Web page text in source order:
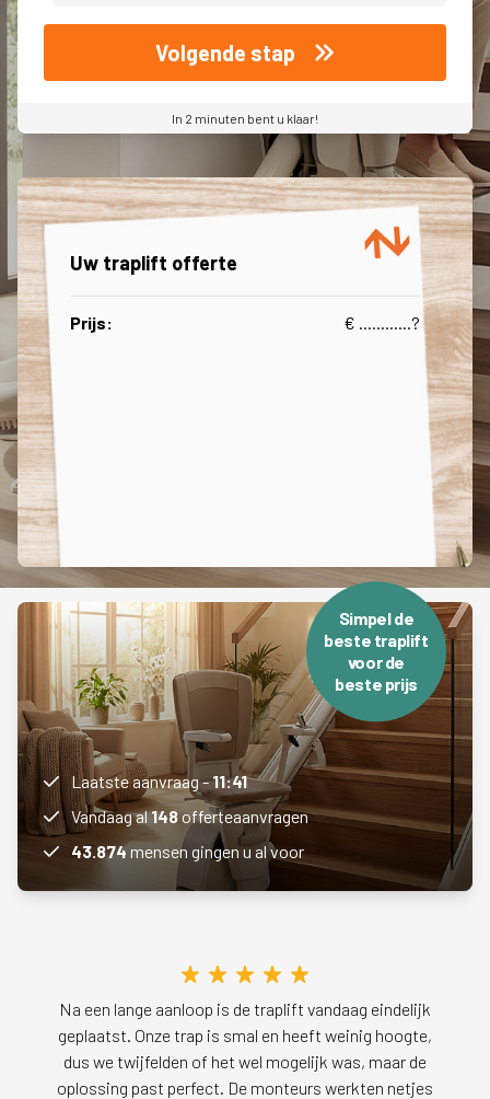
Volgende stap
In 2 minuten bent u klaar!
Uw traplift offerte
Prijs: € ............?
Simpel de
beste traplift
voor de
beste prijs
Laatste aanvraag -11:41
Vandaag al148offerteaanvragen
43.874mensen gingen u al voor
Na een lange aanloop is de traplift vandaag eindelijk
geplaatst. Onze trap is smal en heeft weinig hoogte,
dus we twijfelden of het wel mogelijk was, maar de
oplossing past perfect. De monteurs werkten netjes